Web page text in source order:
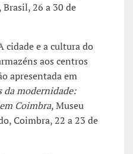
Brasil, 26 a 30 de
cidade e a cultura do
aos centros
apresentada em
da modernidade:
Coimbra, Museu
Coimbra, 22 a 23 de